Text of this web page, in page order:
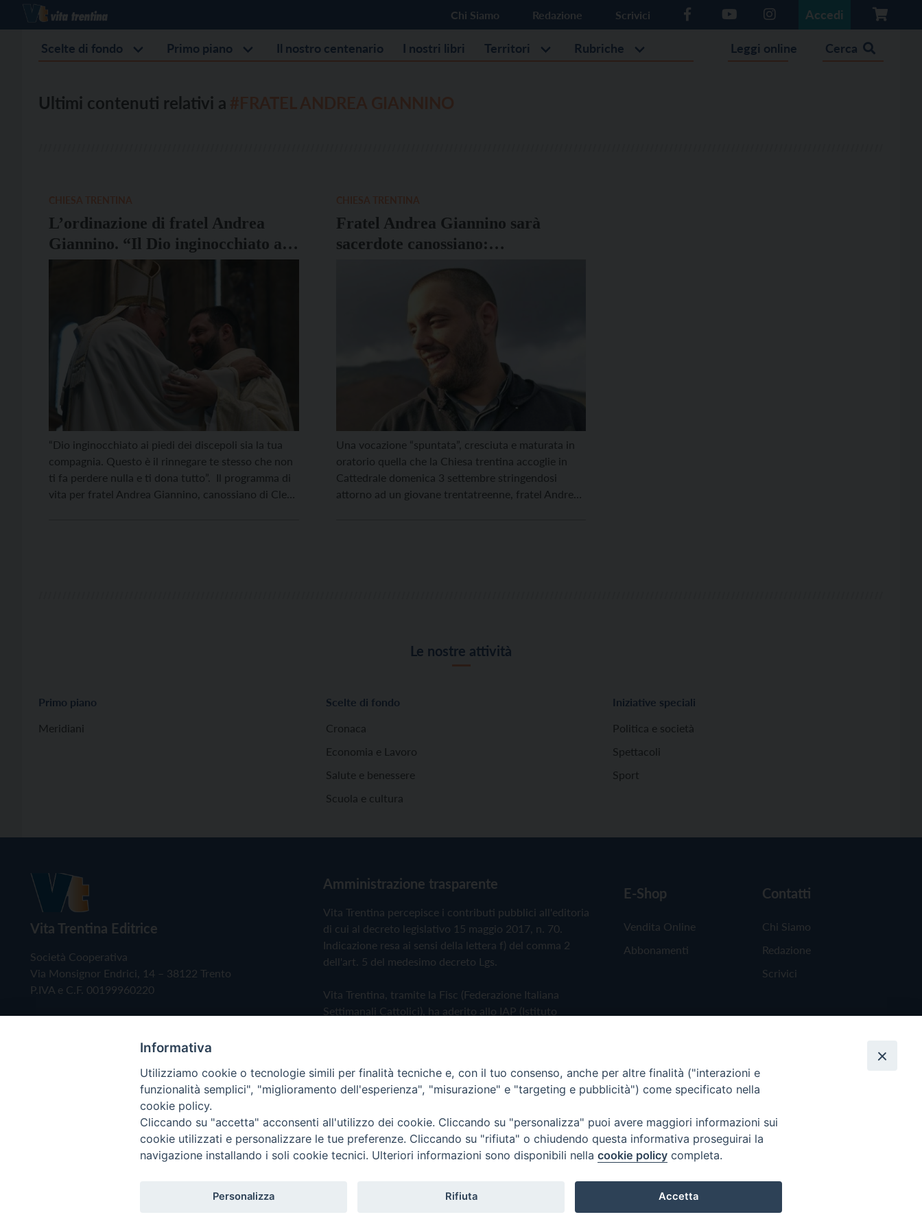
Chi Siamo Redazione Scrivici Accedi
Scelte di fondo Primo piano Il nostro centenario I nostri libri Territori Rubriche Leggi online Cerca
Ultimi contenuti relativi a
L’ordinazione di fratel Andrea
Giannino. “Il Dio inginocchiato ai
piedi dei discepoli sia la tua
“Dio inginocchiato ai piedi dei discepoli sia la tua
compagnia. Questo è il rinnegare te stesso che non
ti fa perdere nulla e ti dona tutto”. Il programma di
vita per fratel Andrea Giannino, canossiano di Cles
Fratel Andrea Giannino sarà
sacerdote canossiano:
l’ordinazione domenica 3
Una vocazione “spuntata”, cresciuta e maturata in
oratorio quella che la Chiesa trentina accoglie in
Cattedrale domenica 3 settembre stringendosi
attorno ad un giovane trentatreenne, fratel Andrea
Le nostre attività
Primo piano
Meridiani
Scelte di fondo
Cronaca
Economia e Lavoro
Salute e benessere
Scuola e cultura
Iniziative speciali
Politica e società
Spettacoli
Sport
Vita Trentina Editrice
Società Cooperativa
Via Monsignor Endrici, 14 – 38122 Trento
P.IVA e C.F. 00199960220
Amministrazione trasparente
Vita Trentina percepisce i contributi pubblici all'editoria
di cui al decreto legislativo 15 maggio 2017, n. 70.
Indicazione resa ai sensi della lettera f) del comma 2
dell'art. 5 del medesimo decreto Lgs.
Vita Trentina, tramite la Fisc (Federazione Italiana
Settimanali Cattolici), ha aderito allo IAP (Istituto
Privacy Policy Cookie Policy
E-Shop
Vendita Online
Abbonamenti
Contatti
Chi Siamo
Redazione
Scrivici
Copyright © 2019 - Tutti i diritti riservati - Vita Trentina Editrice
Informativa
Utilizziamo cookie o tecnologie simili per finalità tecniche e, con il tuo consenso, anche per altre finalità ("interazioni e
funzionalità semplici", "miglioramento dell'esperienza", "misurazione" e "targeting e pubblicità") come specificato nella
cookie policy.
Cliccando su "accetta" acconsenti all'utilizzo dei cookie. Cliccando su "personalizza" puoi avere maggiori informazioni sui
cookie utilizzati e personalizzare le tue preferenze. Cliccando su "rifiuta" o chiudendo questa informativa proseguirai la
navigazione installando i soli cookie tecnici. Ulteriori informazioni sono disponibili nella cookie policy completa.
Personalizza Rifiuta Accetta